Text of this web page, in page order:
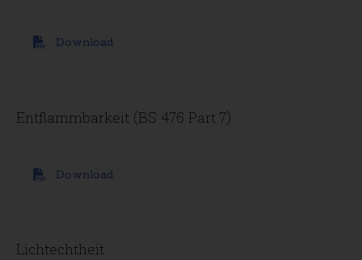
Download
Entflammbarkeit (BS 476 Part 7)
Download
Lichtechtheit